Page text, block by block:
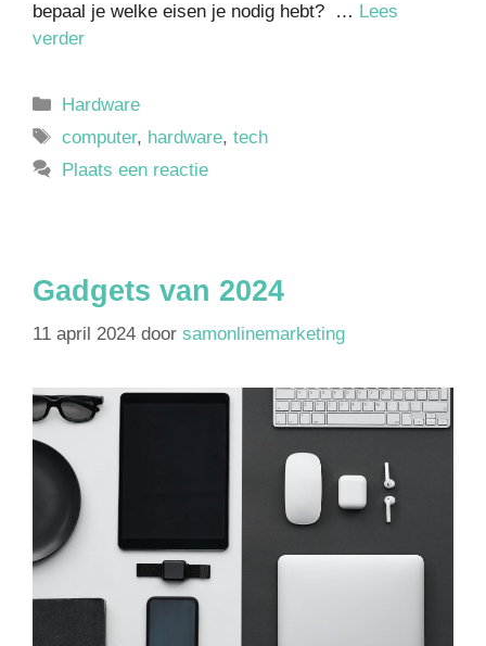
bepaal je welke eisen je nodig hebt? … Lees
verder
Hardware
computer, hardware,tech
Plaats een reactie
Gadgets van 2024
11 april 2024 door samonlinemarketing